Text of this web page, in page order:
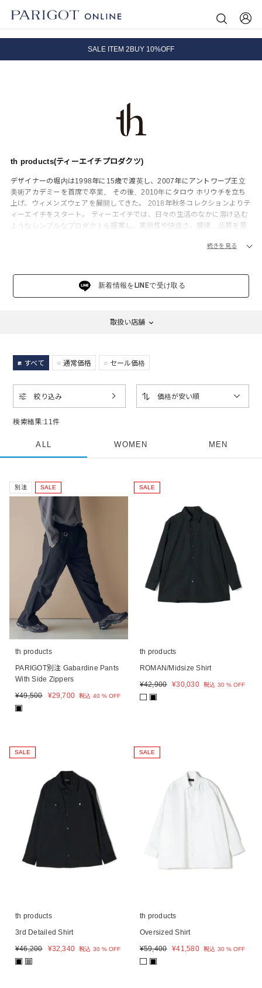
8.5 wedに会員プログラムが生まれ変わります！
SALE ITEM 2BUY 10%OFF
th products(ティーエイチプロダクツ)
デザイナーの堀内は1998年に15歳で渡英し、2007年にアントワープ王立
美術アカデミーを首席で卒業。 その後、2010年にタロウ ホリウチを立ち
上げ、ウィメンズウェアを展開してきた。 2018年秋冬コレクションよりテ
ィーエイチをスタート。 ティーエイチでは、日々の生活のなかに溶け込む
ようなシンプルなプロダクトを提案し、実用性や快適さ、規律、品質を意
ロウ ホリウチ」を休止し、「ティーエイチ（th）」からメンズ ウィメン
続きを見る
新着情報をLINEで受け取る
取扱い店舗
すべて 通常価格 セール価格
検索結果:11件
絞り込み 価格が安い順
ALL WOMEN MEN
別注 SALE
th products
PARIGOT別注 Gabardine Pants
With Side Zippers
¥49,500 ¥29,700 税込 40 % OFF
■
SALE
th products
ROMAN/Midsize Shirt
¥42,900 ¥30,030 税込 30 % OFF
■
SALE
th products
3rd Detailed Shirt
¥46,200 ¥32,340 税込 30 % OFF
■ ■
SALE
th products
Oversized Shirt
¥59,400 ¥41,580 税込 30 % OFF
■